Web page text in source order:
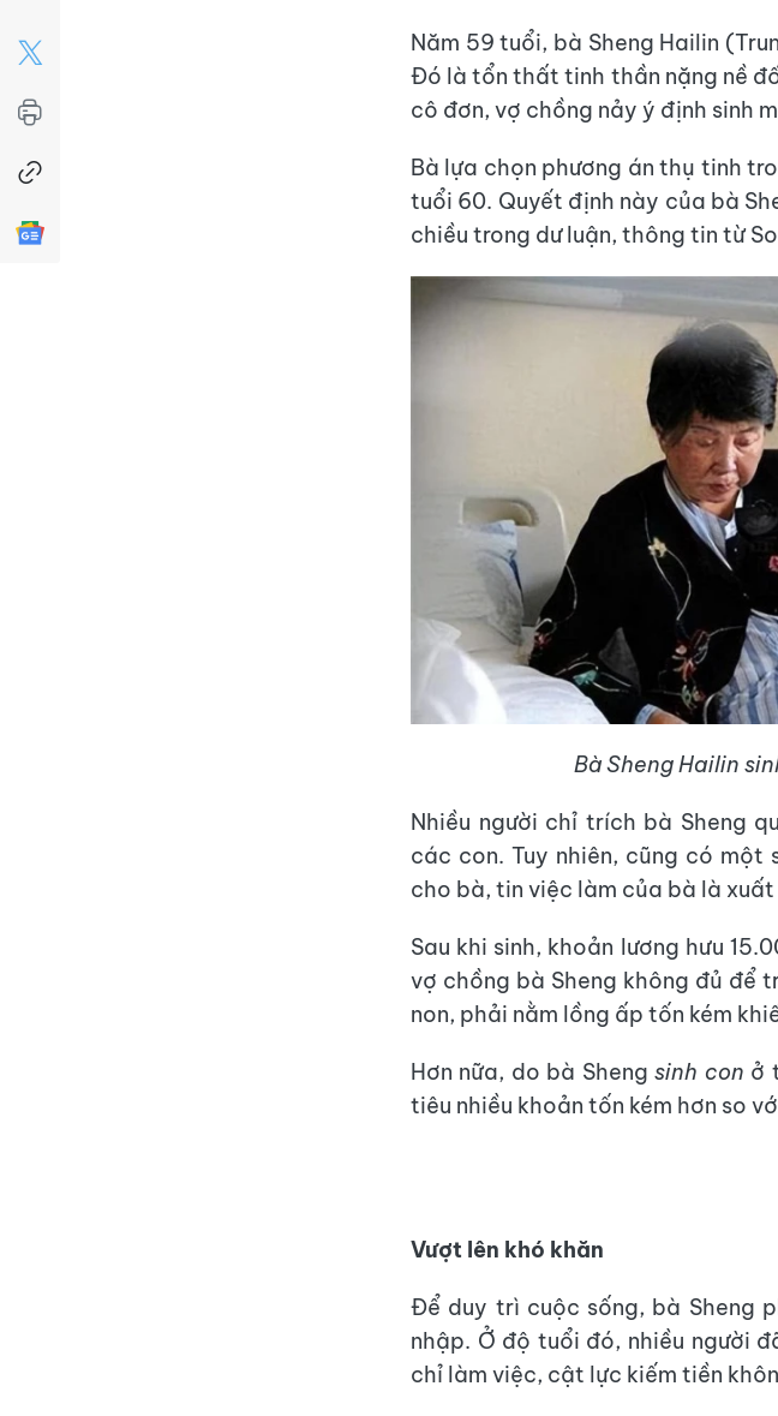
Năm 59 tuổi, bà Sheng Hailin
Đó là tổn thất tinh thần nặng nề
cô đơn, vợ chồng nảy ý định sinh
Bà lựa chọn phương án thụ tinh
tuổi 60. Quyết định này của bà
chiều trong dư luận, thông tin từ
Bà Sheng Hailin
Nhiều người chỉ trích bà Sheng
các con. Tuy nhiên, cũng có
cho bà, tin việc làm của bà là
Sau khi sinh, khoản lương hưu
vợ chồng bà Sheng không đủ để
non, phải nằm lồng ấp tốn kém
Hơn nữa, do bà Shengsinh con ở
tiêu nhiều khoản tốn kém hơn so
Vượt lên khó khăn
Để duy trì cuộc sống, bà Sheng
nhập. Ở độ tuổi đó, nhiều người
chỉ làm việc, cật lực kiếm tiền